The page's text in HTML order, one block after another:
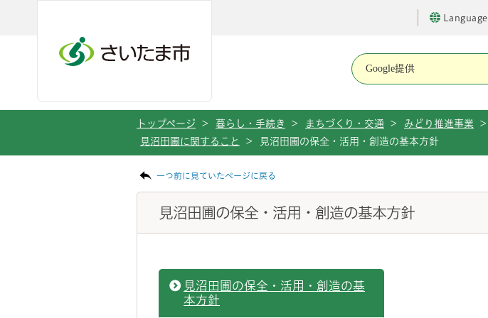
Language
トップページ > 暮らし・手続き > まちづくり・交通 > みどり推進事業
>
見沼田圃に関すること
> 見沼田圃の保全・活用・創造の基本方針
一つ前に見ていたページに戻る
見沼田圃の保全・活用・創造の基本方針
見沼田圃の保全・活用・創造の基
本方針